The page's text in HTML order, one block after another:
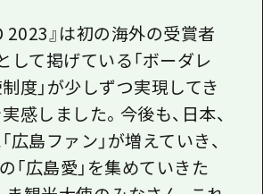
2023』は初の海外の受賞者
して掲げている「ボーダレ
度」が少しずつ実現してき
感しました。今後も、日本、
広島ファン」が増えていき、
「広島愛」を集めていきた